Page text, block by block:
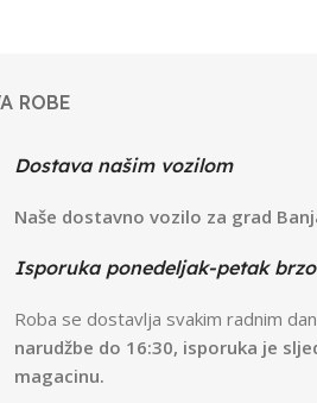
ROBE
Dostava našim vozilom
Naše dostavno vozilo za grad
Isporuka ponedeljak-petak
Roba se dostavlja svakim radnim
narudžbe do 16:30, isporuka je
magacinu.